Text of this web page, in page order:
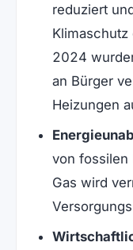
reduziert
Klimaschutz
2024
an Bürger
Heizungen
von fossilen
Gas wird